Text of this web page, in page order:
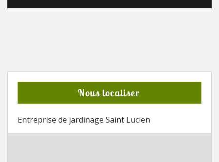
Nous localiser
Entreprise de jardinage Saint Lucien